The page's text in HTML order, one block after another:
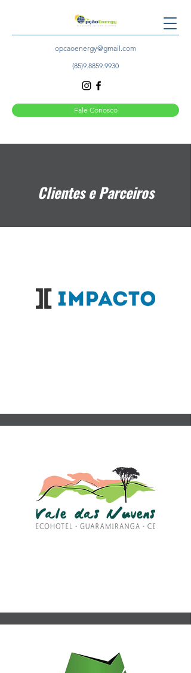
opcaoenergy@gmail.com
(85)9.8859.9930
Fale Conosco
Clientes e Parceiros